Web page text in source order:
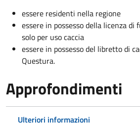
essere residenti nella regione
essere in possesso della licenza di
solo per uso caccia
essere in possesso del libretto di
Questura.
Approfondimenti
Ulteriori informazioni